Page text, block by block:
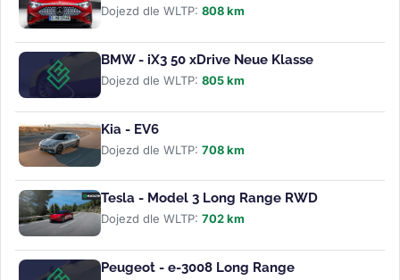
Dojezd dle WLTP: 808 km
BMW - iX3 50 xDrive Neue Klasse
Dojezd dle WLTP: 805 km
Kia - EV6
Dojezd dle WLTP: 708 km
Tesla - Model 3 Long Range RWD
Dojezd dle WLTP: 702 km
Peugeot - e-3008 Long Range